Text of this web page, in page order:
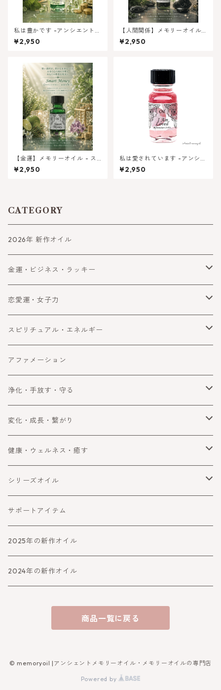
私は豊かです -アンシエントメ
モリーオイル アファメーシ
ョンシリーズ
¥2,950
【人間関係】メモリーオイル -
平和な別離（クワイエットセ
パレーション）
¥2,950
【金運】メモリーオイル - ス
マートマネー(お金を賢く)
¥2,950
私は愛されています -アンシエ
ントメモリーオイル アファ
メーションシリーズ
¥2,950
CATEGORY
2026年 新作オイル
金運・ビジネス・ラッキー
金運
ビジネス
ラッキー・望みを叶える
成功
恋愛運・女子力
恋愛運
女子力アップ
スピリチュアル・エネルギー
スピリチュアル
エネルギー
アファメーション
浄化・手放す・守る
浄化
手放す
守る・ブロック
障害をよける・乗り越える
変化・成長・繋がり
自分を変える・変化
コミュニケーション
健康・ウェルネス・癒す
健康・ウェルネス
癒す
シリーズオイル
喜びと幸運
バランスとパワーアップ
人生より高めるシリーズ
守り・救うシリーズ
女神シリーズ
サポートアイテム
2025年の新作オイル
2024年の新作オイル
商品一覧に戻る
© memoryoil |アンシェントメモリーオイル・メモリーオイルの専門店
Powered by